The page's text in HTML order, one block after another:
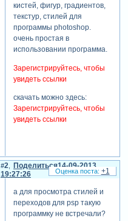
кистей, фигур, градиентов,
текстур, стилей для
программы photoshop.
очень простая в
использовании программа.
Зарегистрируйтесь, чтобы
увидеть ссылки
скачать можно здесь:
Зарегистрируйтесь, чтобы
увидеть ссылки
Поделиться
2
14-09-2013
19:27:26
а для просмотра стилей и
переходов для psp такую
программку не встречали?
+1